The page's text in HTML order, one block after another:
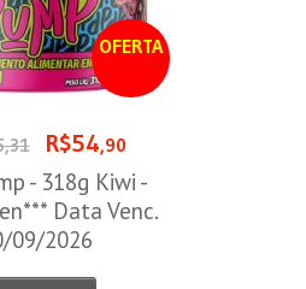
OFERTA
R$54,90
- 318g Kiwi -
Data Venc.
09/2026